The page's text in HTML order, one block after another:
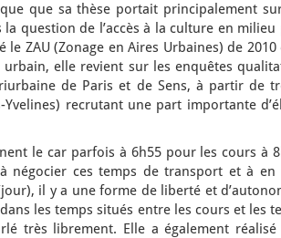
que sa thèse portait principalement
la question de l’accès à la culture en
ZAU (Zonage en Aires Urbaines) de
elle revient sur les enquêtes
de Paris et de Sens, à partir de
Yvelines) recrutant une part importante
le car parfois à 6h55 pour les cours à
négocier ces temps de transport et à
il y a une forme de liberté et
les temps situés entre les cours et les
très librement. Elle a également